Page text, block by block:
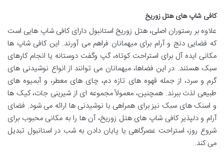
کافی شاپ های هتل زوریخ
علاوه بر رستوران اصلی، هتل زوریخ استانبول دارای کافی شاپ هایی است
که فضایی دنج و آرام برای میهمانان فراهم می آورند. این کافی شاپ ها
مکانی ایده آل برای استراحت کوتاه، گپ وگفت دوستانه یا انجام کارهای
سبک هستند. در این فضاها، میهمانان می توانند از انواع نوشیدنی های
گرم و سرد، از جمله قهوه های تازه دم، چای های معطر، و آبمیوه های
طبیعی لذت ببرند. همچنین، معمولاً مجموعه ای از شیرینی جات، کیک ها
و اسنک های سبک نیز برای همراهی با نوشیدنی ها ارائه می شود. فضای
آرام و دلپذیر کافی شاپ های هتل زوریخ، آن ها را به مکانی محبوب برای
شروع روز، استراحت عصرگاهی یا پایان دادن به شب در استانبول تبدیل
می کند.